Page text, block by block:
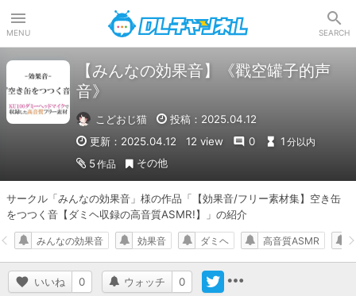
MENU SEARCH
【みんなの効果音】《戳空罐子的声
音》
こどおじ猫
投稿：2025.04.12
更新：2025.04.12
12 view 0 1 分以内
5作品 その他
サークル「みんなの効果音」様の作品「【効果音/フリー素材集】空き缶
をつつく音【ダミヘ収録の高音質ASMR!】」の紹介
いいね 0 ウォッチ 0
みんなの効果音 効果音 ダミヘ 高音質ASMR